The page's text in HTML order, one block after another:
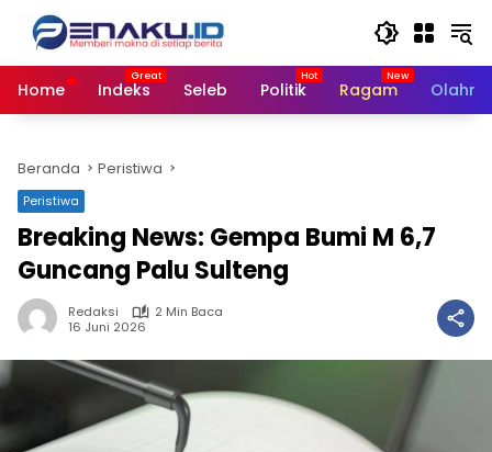
Langsung
konten
Home
Indeks Seleb Politik Ragam
Beranda Peristiwa
Peristiwa
Breaking News: Gempa Bumi M 6,7
Guncang Palu Sulteng
Redaksi
2 Min Baca
16 Juni 2026